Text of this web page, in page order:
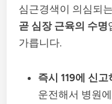
심근경색이 의심되
곧 심장 근육의 수명
가릅니다.
즉시 119에 신고
운전해서 병원